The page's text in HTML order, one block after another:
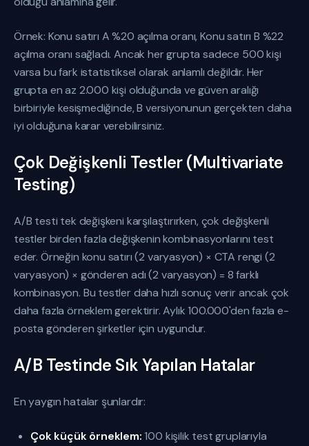
Örnek: Konu satırı A %20 açılma oranı, Konu satırı B %22
açılma oranı sağladı. Ancak her grupta sadece 500 kişi
varsa bu fark istatistiksel olarak anlamlı değildir. Her
grupta en az 2.000 kişi olduğunda ve güven aralığı
birbiriyle kesişmediğinde, B versiyonunun gerçekten daha
iyi olduğuna karar verebilirsiniz.
Çok Değişkenli Testler (Multivariate
Testing)
A/B testi tek değişkeni karşılaştırırken, çok değişkenli
testler birden fazla değişkenin kombinasyonlarını test
eder. Örneğin konu satırı (2 varyasyon) × CTA rengi (2
varyasyon) × gönderen adı (2 varyasyon) = 8 farklı
kombinasyon. Bu testler daha hızlı sonuç verir ancak çok
daha fazla örneklem gerektirir. Aylık 100.000'den fazla e-
posta gönderen şirketler için uygundur.
A/B Testinde Sık Yapılan Hatalar
En yaygın hatalar şunlardır:
Çok küçük örneklem:100 kişilik test gruplarıyla